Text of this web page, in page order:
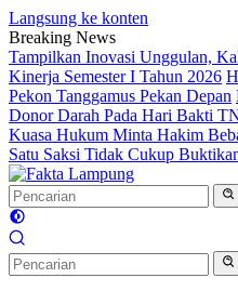
Langsung ke konten
Breaking News
Tampilkan Inovasi Unggulan,
Kinerja Semester I Tahun 2026
Pekon Tanggamus Pekan Depan
Donor Darah Pada Hari Bakti
Kuasa Hukum Minta Hakim
Satu Saksi Tidak Cukup